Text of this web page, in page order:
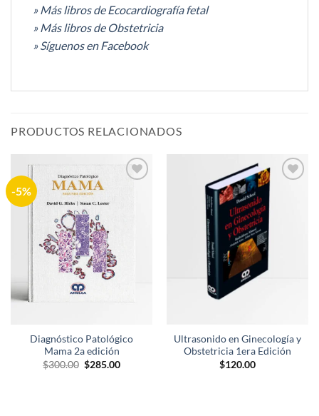
» Más libros de Ecocardiografía fetal
» Más libros de Obstetricia
» Síguenos en Facebook
PRODUCTOS RELACIONADOS
-5%
Diagnóstico Patológico
Mama 2a edición
$300.00 El
$285.00El
Ultrasonido en Ginecología y
Obstetricia 1era Edición
$120.00